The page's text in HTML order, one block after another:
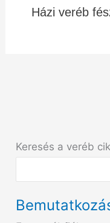
Házi veréb
Keresés a veréb